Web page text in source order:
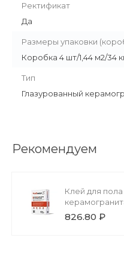
Ректификат
Да
Размеры упаковки
Коробка 4 шт/1,44 м2/34
Тип
Глазурованный
Рекомендуем
Клей для
826.80 ₽